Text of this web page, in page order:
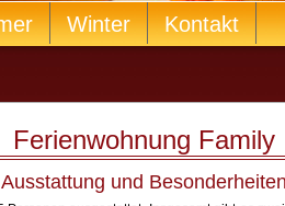
Winter Kontakt
Ferienwohnung Family
Ausstattung und Besonderheiten